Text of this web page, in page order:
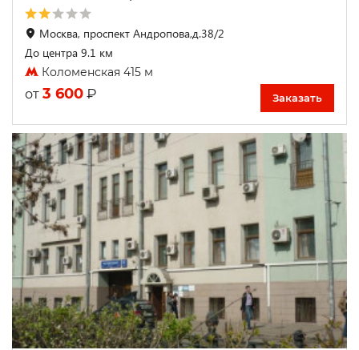
Москва, проспект Андропова,д.38/2
До центра 9.1 км
Коломенская 415 м
от 3 600 ₽ Заказать